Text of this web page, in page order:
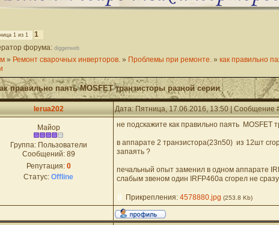
1 из 1
1
форума: diggerweb
» Ремонт сварочных инверторов. » Проблемы при ремонте. » как правильно
правильно паять MOSFET транзисторы разной серии
lerua202 Дата: Пятница, 17.06.2016, 13:50 | Сообщение
Майор
Группа: Пользователи
Сообщений: 89
Репутация: 0
Статус: Offline
не подскажите как правильно паять MOSFET
в аппарате 2 транзистора(23n50) из 12шт
запаять ?
печальный опыт заменил в одном аппарате
слабым звеном один IRFP460a сгорел не
Прикрепления: 4578880.jpg (253.8 Kb)